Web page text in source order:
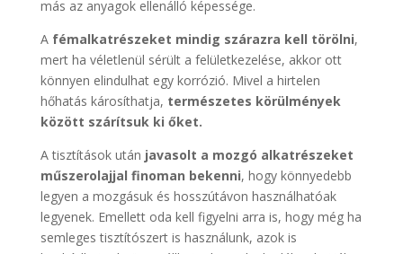
más az anyagok ellenálló képessége.
A fémalkatrészeket mindig szárazra kell törölni,
mert ha véletlenül sérült a felületkezelése, akkor ott
könnyen elindulhat egy korrózió. Mivel a hirtelen
hőhatás károsíthatja, természetes körülmények
között szárítsuk ki őket.
A tisztítások után javasolt a mozgó alkatrészeket
műszerolajjal finoman bekenni, hogy könnyedebb
legyen a mozgásuk és hosszútávon használhatóak
legyenek. Emellett oda kell figyelni arra is, hogy még ha
semleges tisztítószert is használunk, azok is